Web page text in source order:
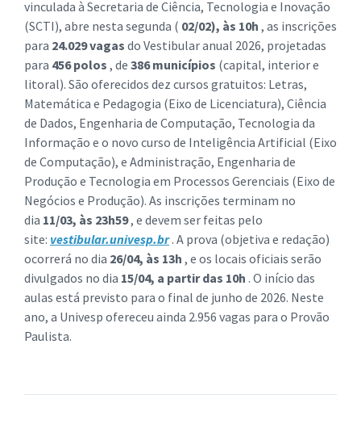
vinculada à Secretaria de Ciência, Tecnologia e Inovação
(SCTI), abre nesta segunda ( 02/02), às 10h , as inscrições
para 24.029 vagas do Vestibular anual 2026, projetadas
para 456polos , de 386municípios (capital, interior e
litoral). São oferecidos dez cursos gratuitos: Letras,
Matemática e Pedagogia (Eixo de Licenciatura), Ciência
de Dados, Engenharia de Computação, Tecnologia da
Informação e o novo curso de Inteligência Artificial (Eixo
de Computação), e Administração, Engenharia de
Produção e Tecnologia em Processos Gerenciais (Eixo de
Negócios e Produção). As inscrições terminam no
dia 11/03, às 23h59, e devem ser feitas pelo
site: vestibular.univesp.br. A prova (objetiva e redação)
ocorrerá no dia 26/04, às 13h , e os locais oficiais serão
divulgados no dia 15/04, a partir das 10h . O início das
aulas está previsto para o final de junho de 2026. Neste
ano, a Univesp ofereceu ainda 2.956 vagas para o Provão
Paulista.